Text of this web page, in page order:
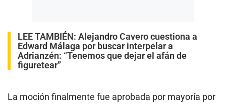
LEE TAMBIÉN: Alejandro Cavero cuestiona a
Edward Málaga por buscar interpelar a
Adrianzén: “Tenemos que dejar el afán de
figuretear”
La moción finalmente fue aprobada por mayoría por